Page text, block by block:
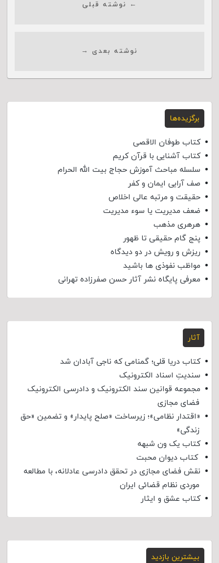
← نوشته قبلی
نوشته بعدی →
برگزیده‌ها
کتاب طوفان الاقصی
کتاب آشنایی با قرآن کریم
سلسله مباحث آموزش حجاج بیت الله الحرام
صف آرایی ایمان و کفر
حقیقت و مرتبه عالی اخلاص
ضعف مدیریت یا سوء مدیریت
هرهری مذهب
پنج گام حقیقی تا ظهور
ریزش و رویش در دو دیدگاه
مواظب نفوذی‌ ها باشید
معرفی پایگاه نشر آثار حسن صفرزاده تهرانی
آثار
کتاب دریا قلی؛ گمنامی که ناجی آبادان شد
سندیتِ اسناد الکترونیک
مجموعه قوانین سند الکترونیک و دادرسی الکترونیک
فضای مجازی
«اقتدار نظامی»؛ زیرساخت «صلح پایدار» و تضمین «حق
زندگی»
کتاب یک ون شبهه
کتاب دیوان محبت
نقش فضای مجازی در تحقق دادرسی عادلانه، با مطالعه
موردی نظام قضائی ایران
کتاب عشق و ایثار
بیشترین بازدید